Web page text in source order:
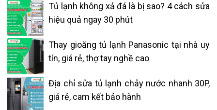
Tủ lạnh không xả đá là bị sao? 4 cách sửa
hiệu quả ngay 30 phút
Thay gioăng tủ lạnh Panasonic tại nhà uy
tín, giá rẻ, thợ tay nghề cao
Địa chỉ sửa tủ lạnh chảy nước nhanh 30P,
giá rẻ, cam kết bảo hành